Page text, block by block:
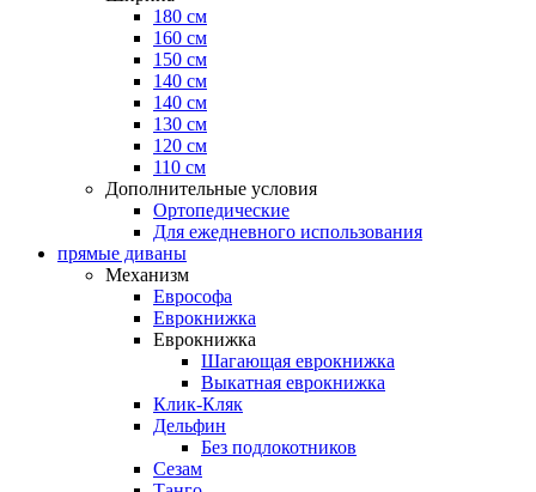
180 см
160 см
150 см
140 см
140 см
130 см
120 см
110 см
Дополнительные условия
Ортопедические
Для ежедневного использования
прямые диваны
Механизм
Еврософа
Еврокнижка
Еврокнижка
Шагающая еврокнижка
Выкатная еврокнижка
Клик-Кляк
Дельфин
Без подлокотников
Сезам